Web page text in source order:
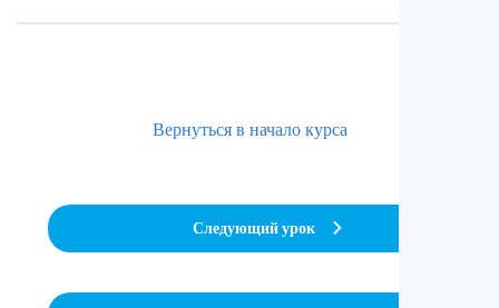
Вернуться в начало курса
Следующий урок